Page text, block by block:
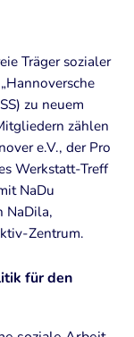
Träger sozialer
zu neuem
zählen
e.V., der Pro
Werkstatt-Treff
NaDu
NaDila,
Zentrum.
für den